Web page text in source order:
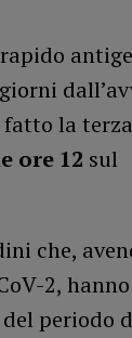
la
ore 12 sul
che,
2, hanno
periodo